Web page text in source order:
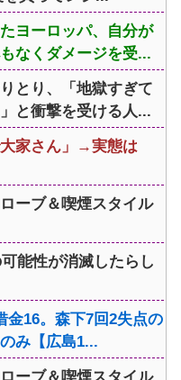
ヨーロッパ、自分が
なくダメージを受...
とり、「地獄すぎて
と衝撃を受ける人...
家さん」→実態は
ーブ＆喫煙スタイル
能性が消滅したらし
金16。森下7回2失点の
み【広島1...